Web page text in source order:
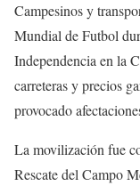
Campesinos y
Mundial de Futbol
Independencia en la
carreteras y precios
provocado
La movilización fue
Rescate del Campo